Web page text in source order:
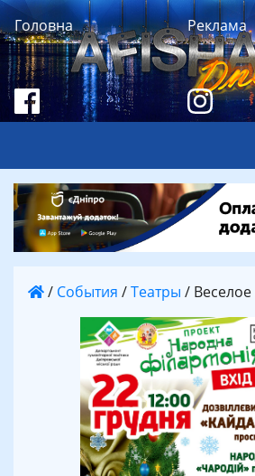
Головна Реклама
/ События /Театры /